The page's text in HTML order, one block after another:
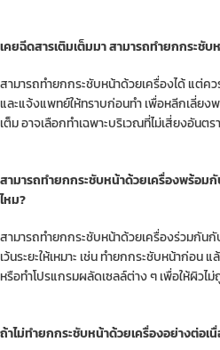
เคยฉีดสารเติมเต็มมา สามารถทำยกกระชับ
สามารถทำยกกระชับหน้าด้วยเครื่องได้ แต่ค
และแจ้งแพทย์ให้ทราบก่อนทำ เพื่อหลีกเลี่ยง
เต็ม อาจเลือกทำเฉพาะบริเวณที่ไม่เสี่ยงอันต
สามารถทำยกกระชับหน้าด้วยเครื่องพร้อมกั
ไหม?
สามารถทำยกกระชับหน้าด้วยเครื่องร่วมกัน
เว้นระยะให้เหมาะ เช่น ทำยกกระชับหน้าก่อน
หรือทำโปรแกรมผลัดเซลล์ต่าง ๆ เพื่อให้ผิวไ
ถ้าไม่ทำยกกระชับหน้าด้วยเครื่องอย่างต่อเ